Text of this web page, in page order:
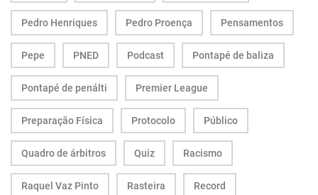
Pedro Henriques Pedro Proença Pensamentos
Pepe PNED Podcast Pontapé de baliza
Pontapé de penálti Premier League
Preparação Física Protocolo Público
Quadro de árbitros Quiz Racismo
Raquel Vaz Pinto Rasteira Record